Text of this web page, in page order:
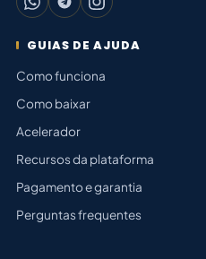
GUIAS DE AJUDA
Como funciona
Como baixar
Acelerador
Recursos da plataforma
Pagamento e garantia
Perguntas frequentes